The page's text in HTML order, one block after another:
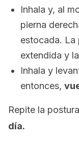
Inhala y, al
pierna
estocada. La
extendida y
Inhala y
entonces,
Repite la
día.